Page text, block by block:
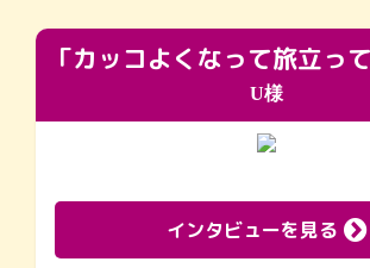
U様
インタビューを見る